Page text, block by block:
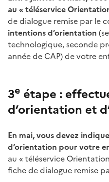
au « téléservice
de dialogue remise par le
intentions d’orientation
technologique, seconde
année de CAP) de votre
3e étape :
d’orientation et
En mai, vous devez
d’orientation pour votre
au « téléservice
fiche de dialogue remise